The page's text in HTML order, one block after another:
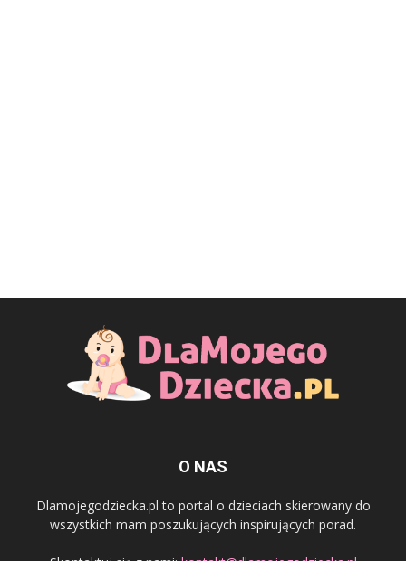
O NAS
Dlamojegodziecka.pl to portal o dzieciach skierowany do
wszystkich mam poszukujących inspirujących porad.